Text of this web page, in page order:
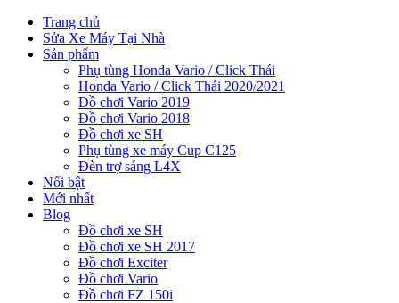
Trang chủ
Sửa Xe Máy Tại Nhà
Sản phẩm
Phụ tùng Honda Vario / Click Thái
Honda Vario / Click Thái 2020/2021
Đồ chơi Vario 2019
Đồ chơi Vario 2018
Đồ chơi xe SH
Phụ tùng xe máy Cup C125
Đèn trợ sáng L4X
Nổi bật
Mới nhất
Blog
Đồ chơi xe SH
Đồ chơi xe SH 2017
Đồ chơi Exciter
Đồ chơi Vario
Đồ chơi FZ 150i